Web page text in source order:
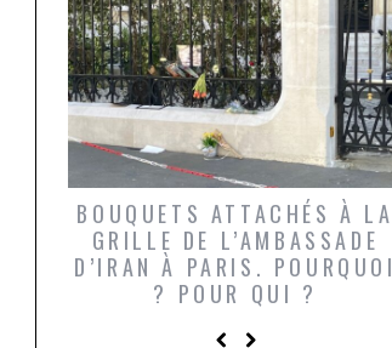
BOUQUETS ATTACHÉS À LA
GRILLE DE L’AMBASSADE
D’IRAN À PARIS. POURQUOI
? POUR QUI ?